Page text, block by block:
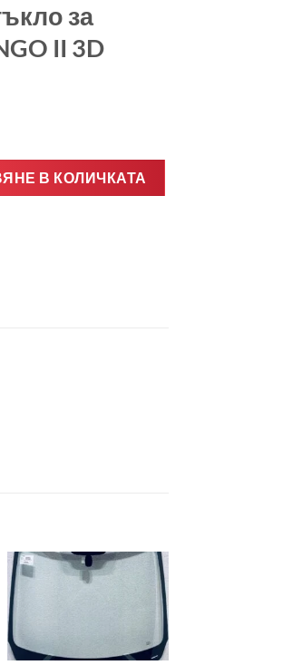
за
II 3D
за RENAULT TWINGO II 3D 2007-2014.
В КОЛИЧКАТА